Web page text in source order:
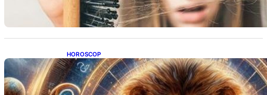
HOROSCOP
Portalul Leului 8/8: Oportunități de
Abundență pentru Cinci Zodii în 2026